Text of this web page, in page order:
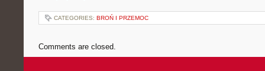
CATEGORIES: BROŃ I PRZEMOC
Comments are closed.